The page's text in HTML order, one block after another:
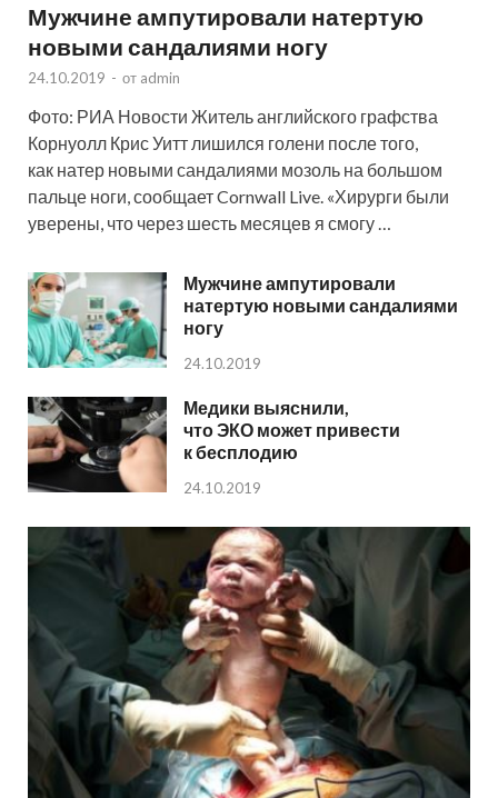
Мужчине ампутировали натертую
новыми сандалиями ногу
24.10.2019 - от admin
Фото: РИА Новости Житель английского графства
Корнуолл Крис Уитт лишился голени после того,
как натер новыми сандалиями мозоль на большом
пальце ноги, сообщает Cornwall Live. «Хирурги были
уверены, что через шесть месяцев я смогу …
Мужчине ампутировали
натертую новыми сандалиями
ногу
24.10.2019
Медики выяснили,
что ЭКО может привести
к бесплодию
24.10.2019